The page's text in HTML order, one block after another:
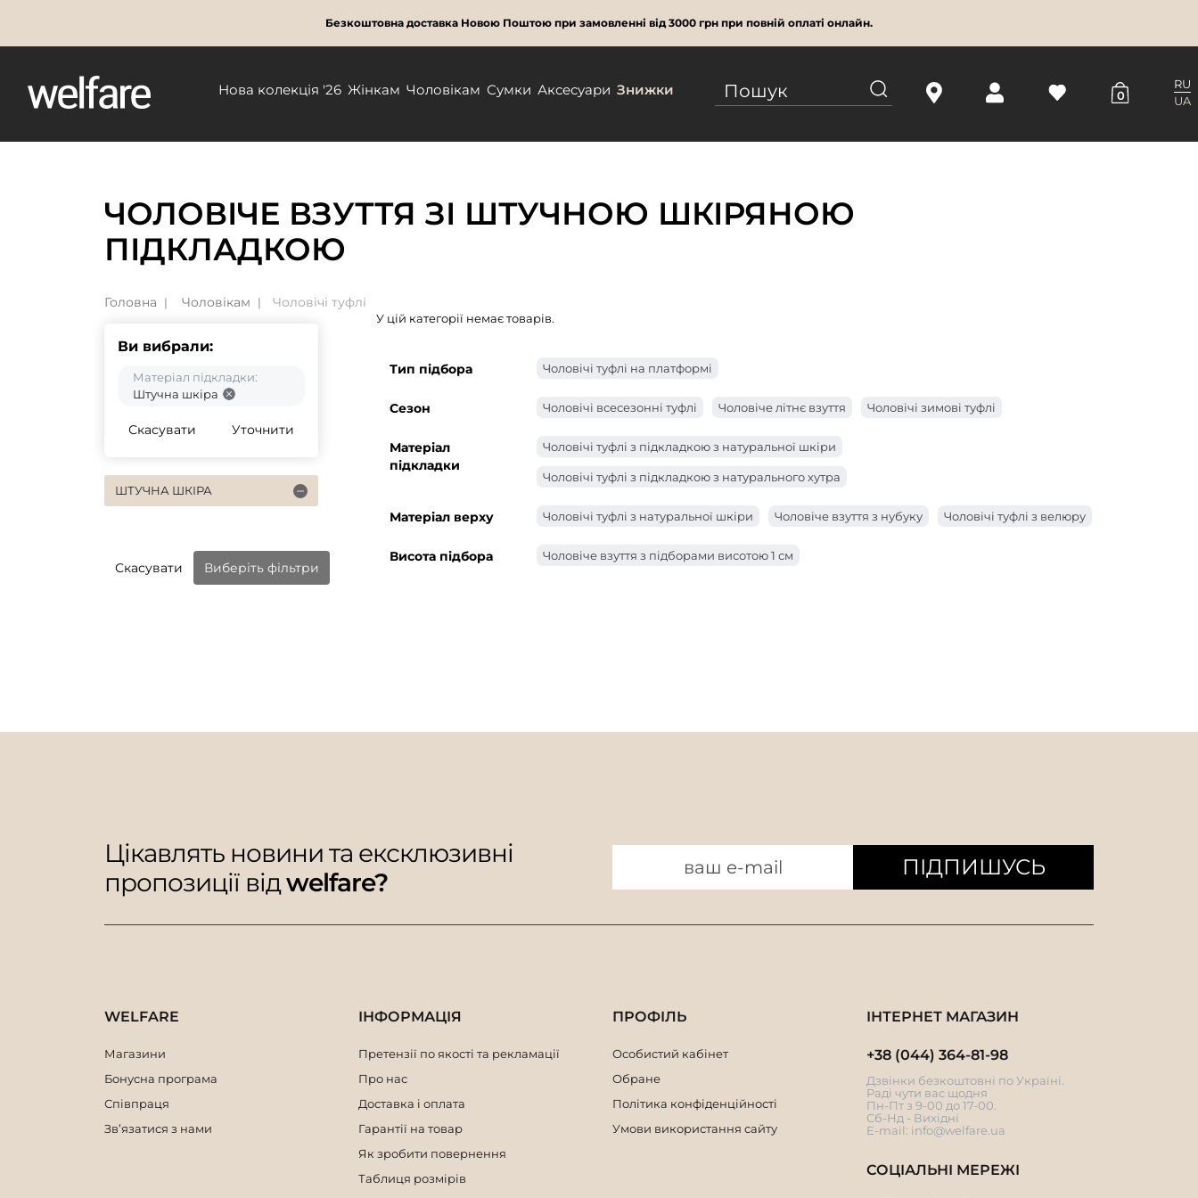
Безкоштовна доставка Новою Поштою при замовленні від 3000 грн при повній оплаті онлайн.
Нова колекція '26 Жінкам Чоловікам Сумки Аксесуари Знижки 0
RU
UA
ЧОЛОВІЧЕ ВЗУТТЯ ЗІ ШТУЧНОЮ ШКІРЯНОЮ
ПІДКЛАДКОЮ
Головна Чоловікам Чоловічі туфлі
Ви вибрали:
Матеріал підкладки:
Штучна шкіра
Скасувати Уточнити
ШТУЧНА ШКІРА
Скасувати Виберіть фільтри
У цій категорії немає товарів.
Тип підбора Чоловічі туфлі на платформі
Сезон Чоловічі всесезонні туфлі Чоловіче літнє взуття Чоловічі зимові туфлі
Матеріал
підкладки
Чоловічі туфлі з підкладкою з натуральної шкіри
Чоловічі туфлі з підкладкою з натурального хутра
Матеріал верху Чоловічі туфлі з натуральної шкіри Чоловіче взуття з нубуку Чоловічі туфлі з велюру
Висота підбора Чоловіче взуття з підборами висотою 1 см
Цікавлять новини та ексклюзивні
пропозиції відwelfare?
ПІДПИШУСЬ
WELFARE
Магазини
Бонусна програма
Співпраця
Зв’язатися з нами
ІНФОРМАЦІЯ
Претензії по якості та рекламації
Про нас
Доставка і оплата
Гарантії на товар
Як зробити повернення
Таблиця розмірів
ПРОФІЛЬ
Особистий кабінет
Обране
Політика конфіденційності
Умови використання сайту
ІНТЕРНЕТ МАГАЗИН
+38 (044) 364-81-98
Дзвінки безкоштовні по Україні.
Раді чути вас щодня
Пн-Пт з 9-00 до 17-00.
Сб-Нд - Вихідні
E-mail: info@welfare.ua
СОЦІАЛЬНІ МЕРЕЖІ